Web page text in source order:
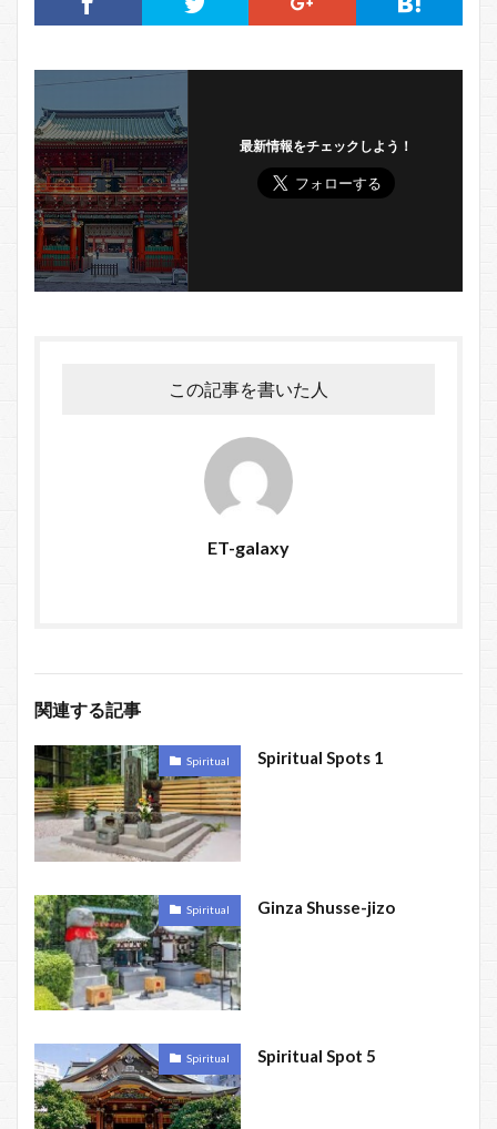
最新情報をチェックしよう！
この記事を書いた人
ET-galaxy
関連する記事
Spiritual Spiritual Spots 1
Spiritual Ginza Shusse-jizo
Spiritual Spiritual Spot 5